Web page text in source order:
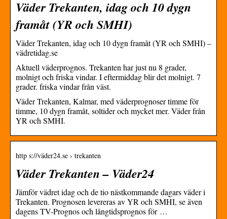
Väder Trekanten, idag och 10 dygn
framåt (YR och SMHI)
Väder Trekanten, idag och 10 dygn framåt (YR och SMHI) –
vädretidag.se
Aktuell väderprognos. Trekanten har just nu 8 grader,
molnigt och friska vindar. I eftermiddag blir det molnigt. 7
grader. friska vindar från väst.
Väder Trekanten, Kalmar, med väderprognoser timme för
timme, 10 dygn framåt, soltider och mycket mer. Väder från
YR och SMHI.
http s://väder24.se › trekanten
Väder Trekanten – Väder24
Jämför vädret idag och de tio nästkommande dagars väder i
Trekanten. Prognosen levereras av YR och SMHI, se även
dagens TV-Prognos och långtidsprognos för …